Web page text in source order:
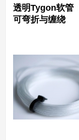
透明Tygon软管
可弯折与缠绕